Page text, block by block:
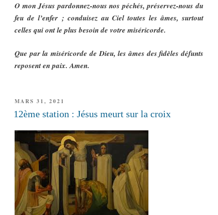
O mon Jésus pardonnez-nous nos péchés, préservez-nous du
feu de l’enfer ; conduisez au Ciel toutes les âmes, surtout
celles qui ont le plus besoin de votre miséricorde.
Que par la miséricorde de Dieu, les âmes des fidèles défunts
reposent en paix. Amen.
PUBLIÉ
LE
MARS 31, 2021
12ème station : Jésus meurt sur la croix